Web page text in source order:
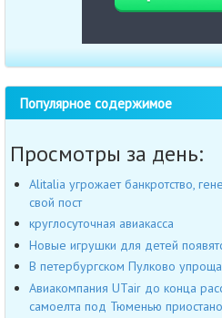
Популярное содержимое
Просмотры за день:
Alitalia угрожает банкротство,
свой пост
круглосуточная авиакасса
Новые игрушки для детей
В петербургском Пулково
Авиакомпания UTair до конца
самоелта под Тюменью